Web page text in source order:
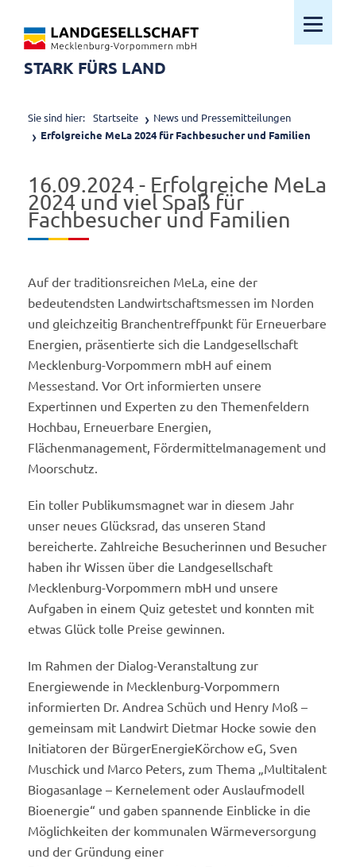
STARK FÜRS LAND
Mobiles
Sie sind hier: Startseite
News und Pressemitteilungen
Erfolgreiche MeLa 2024 für Fachbesucher und Familien
16.09.2024 - Erfolgreiche MeLa
2024 und viel Spaß für
Fachbesucher und Familien
Auf der traditionsreichen MeLa, eine der
bedeutendsten Landwirtschaftsmessen im Norden
und gleichzeitig Branchentreffpunkt für Erneuerbare
Energien, präsentierte sich die Landgesellschaft
Mecklenburg-Vorpommern mbH auf einem
Messestand. Vor Ort informierten unsere
Expertinnen und Experten zu den Themenfeldern
Hochbau, Erneuerbare Energien,
Flächenmanagement, Fördermittelmanagement und
Moorschutz.
Ein toller Publikumsmagnet war in diesem Jahr
unser neues Glücksrad, das unseren Stand
bereicherte. Zahlreiche Besucherinnen und Besucher
haben ihr Wissen über die Landgesellschaft
Mecklenburg-Vorpommern mbH und unsere
Aufgaben in einem Quiz getestet und konnten mit
etwas Glück tolle Preise gewinnen.
Im Rahmen der Dialog-Veranstaltung zur
Energiewende in Mecklenburg-Vorpommern
informierten Dr. Andrea Schüch und Henry Moß –
gemeinsam mit Landwirt Dietmar Hocke sowie den
Initiatoren der BürgerEnergieKörchow eG, Sven
Muschick und Marco Peters, zum Thema „Multitalent
Biogasanlage – Kernelement oder Auslaufmodell
Bioenergie“ und gaben spannende Einblicke in die
Möglichkeiten der kommunalen Wärmeversorgung
und der Gründung einer